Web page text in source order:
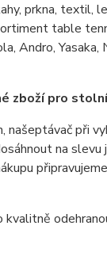
prkna, textil,
table
Andro, Yasaka,
zboží pro
našeptávač při
na slevu
kvalitně